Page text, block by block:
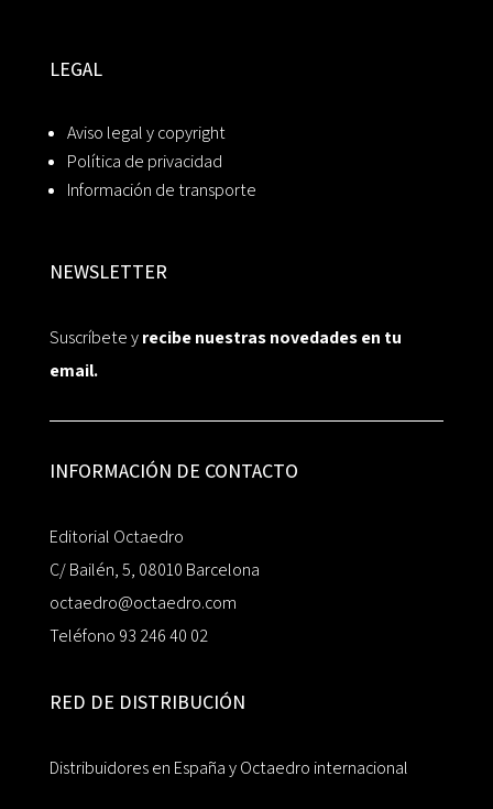
LEGAL
Aviso legal y copyright
Política de privacidad
Información de transporte
NEWSLETTER
Suscríbete yrecibe nuestras novedades en tu
email.
INFORMACIÓN DE CONTACTO
Editorial Octaedro
C/ Bailén, 5, 08010 Barcelona
octaedro@octaedro.com
Teléfono 93 246 40 02
RED DE DISTRIBUCIÓN
Distribuidores en España y Octaedro internacional